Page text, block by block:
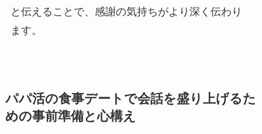
と伝えることで、感謝の気持ちがより深く伝わり
ます。
パパ活の食事デートで会話を盛り上げるた
めの事前準備と心構え